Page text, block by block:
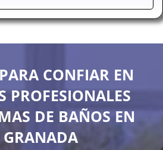
CONFIAR EN
PROFESIONALES
DE BAÑOS EN
GRANADA